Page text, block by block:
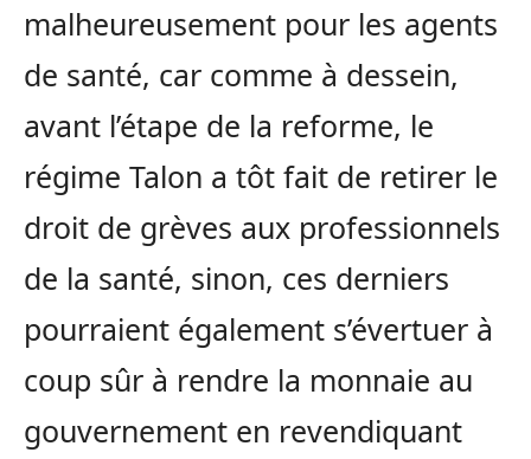
malheureusement pour les agents
de santé, car comme à dessein,
avant l’étape de la reforme, le
régime Talon a tôt fait de retirer le
droit de grèves aux professionnels
de la santé, sinon, ces derniers
pourraient également s’évertuer à
coup sûr à rendre la monnaie au
gouvernement en revendiquant